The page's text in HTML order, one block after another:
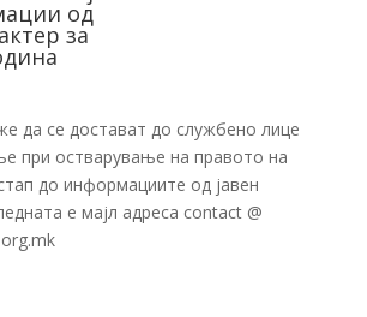
од
за
да се достават до службено лице
при остварување на правото на
до информациите од јавен
е мајл адреса contact @